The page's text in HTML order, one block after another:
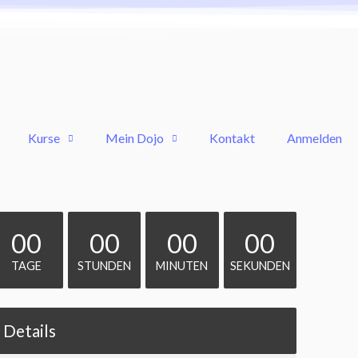
Kurse Mein Dojo Kontakt Anmelden
00
TAGE
00
STUNDEN
00
MINUTEN
00
SEKUNDEN
Details